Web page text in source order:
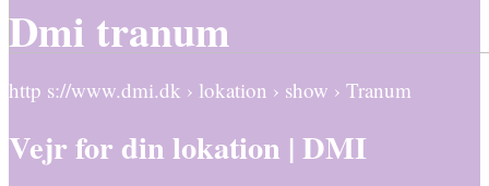
Dmi tranum
http s://www.dmi.dk › lokation › show › Tranum
Vejr for din lokation | DMI